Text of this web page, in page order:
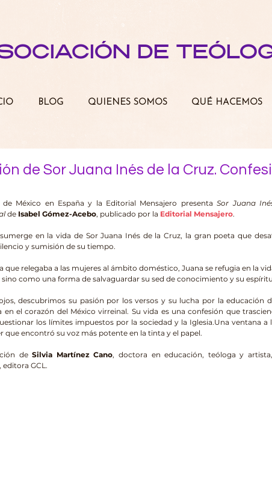
DE
de Sor Juana Inés de la Cruz.
de México en España y la Editorial Mensajero presenta Sor Juana
de Isabel Gómez-Acebo, publicado por la Editorial Mensajero.
en la vida de Sor Juana Inés de la Cruz, la gran poeta que
y sumisión de su tiempo.
que relegaba a las mujeres al ámbito doméstico, Juana se refugia en la
como una forma de salvaguardar su sed de conocimiento y su
descubrimos su pasión por los versos y su lucha por la educación
en el corazón del México virreinal. Su vida es una confesión que
los límites impuestos por la sociedad y la Iglesia.Una ventana a
que encontró su voz más potente en la tinta y el papel.
de Silvia Martínez Cano, doctora en educación, teóloga y
, editora GCL.
BLOG QUIENES SOMOS QUÉ HACEMOS